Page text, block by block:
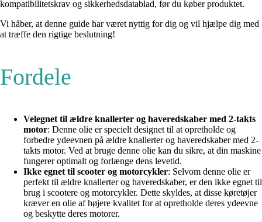
kompatibilitetskrav og sikkerhedsdatablad, før du køber produktet.
Vi håber, at denne guide har været nyttig for dig og vil hjælpe dig med
at træffe den rigtige beslutning!
Fordele
Velegnet til ældre knallerter og haveredskaber med 2-takts
motor: Denne olie er specielt designet til at opretholde og
forbedre ydeevnen på ældre knallerter og haveredskaber med 2-
takts motor. Ved at bruge denne olie kan du sikre, at din maskine
fungerer optimalt og forlænge dens levetid.
Ikke egnet til scooter og motorcykler: Selvom denne olie er
perfekt til ældre knallerter og haveredskaber, er den ikke egnet til
brug i scootere og motorcykler. Dette skyldes, at disse køretøjer
kræver en olie af højere kvalitet for at opretholde deres ydeevne
og beskytte deres motorer.